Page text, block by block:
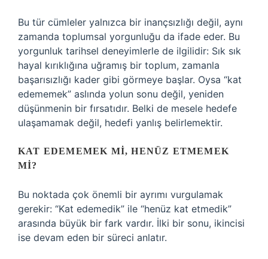
Bu tür cümleler yalnızca bir inançsızlığı değil, aynı
zamanda toplumsal yorgunluğu da ifade eder. Bu
yorgunluk tarihsel deneyimlerle de ilgilidir: Sık sık
hayal kırıklığına uğramış bir toplum, zamanla
başarısızlığı kader gibi görmeye başlar. Oysa “kat
edememek” aslında yolun sonu değil, yeniden
düşünmenin bir fırsatıdır. Belki de mesele hedefe
ulaşamamak değil, hedefi yanlış belirlemektir.
KAT EDEMEMEK MI, HENÜZ ETMEMEK
MI?
Bu noktada çok önemli bir ayrımı vurgulamak
gerekir: “Kat edemedik” ile “henüz kat etmedik”
arasında büyük bir fark vardır. İlki bir sonu, ikincisi
ise devam eden bir süreci anlatır.